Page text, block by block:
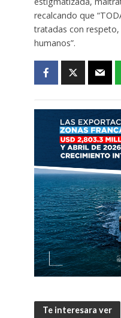
recalcando que
tratadas con
humanos”.
Te interesara ver